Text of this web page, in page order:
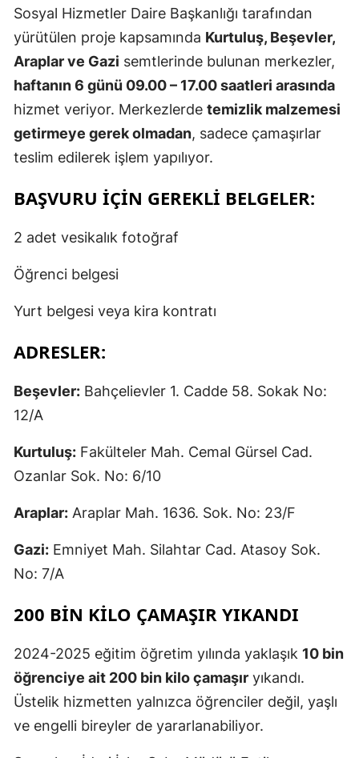
Sosyal Hizmetler Daire Başkanlığı tarafından
yürütülen proje kapsamında Kurtuluş, Beşevler,
Araplar ve Gazi semtlerinde bulunan merkezler,
haftanın 6 günü 09.00 – 17.00 saatleri arasında
hizmet veriyor. Merkezlerde temizlik malzemesi
getirmeye gerek olmadan, sadece çamaşırlar
teslim edilerek işlem yapılıyor.
BAŞVURU İÇIN GEREKLI BELGELER:
2 adet vesikalık fotoğraf
Öğrenci belgesi
Yurt belgesi veya kira kontratı
ADRESLER:
Beşevler: Bahçelievler 1. Cadde 58. Sokak No:
12/A
Kurtuluş: Fakülteler Mah. Cemal Gürsel Cad.
Ozanlar Sok. No: 6/10
Araplar: Araplar Mah. 1636. Sok. No: 23/F
Gazi: Emniyet Mah. Silahtar Cad. Atasoy Sok.
No: 7/A
200 BIN KILO ÇAMAŞIR YIKANDI
2024-2025 eğitim öğretim yılında yaklaşık 10 bin
öğrenciye ait 200 bin kilo çamaşır yıkandı.
Üstelik hizmetten yalnızca öğrenciler değil, yaşlı
ve engelli bireyler de yararlanabiliyor.